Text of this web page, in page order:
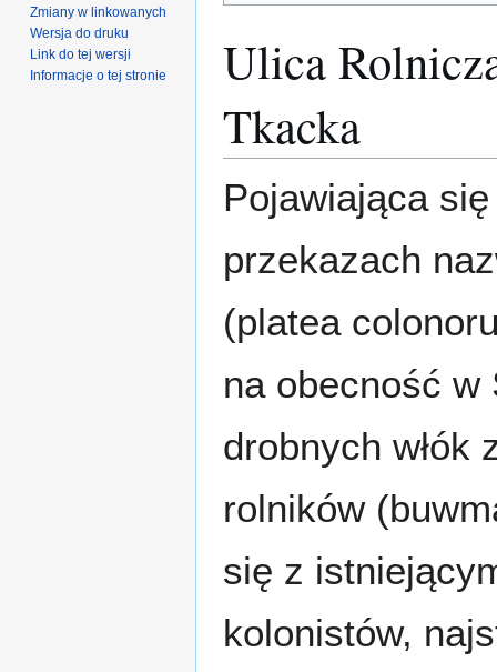
Ulica
Tkacka
Pojawiająca
przekazach
(platea
na obecność w
drobnych włók
rolników
się z
kolonistów,
Zmiany w linkowanych
Wersja do druku
Link do tej wersji
Informacje o tej stronie